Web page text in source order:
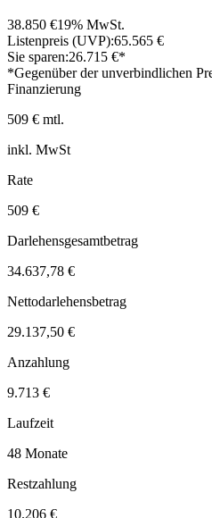
38.850 €19% MwSt.
Listenpreis (UVP):65.565 €
Sie sparen:26.715 €*
*Gegenüber der unverbindlichen
Finanzierung
509 € mtl.
inkl. MwSt
Rate
509 €
Darlehensgesamtbetrag
34.637,78 €
Nettodarlehensbetrag
29.137,50 €
Anzahlung
9.713 €
Laufzeit
48 Monate
Restzahlung
10.206 €